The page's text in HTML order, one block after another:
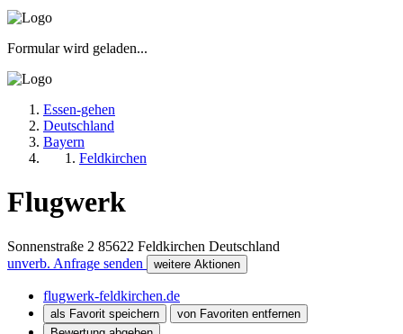
Formular wird geladen...
Essen-gehen
Deutschland
Bayern
Feldkirchen
Flugwerk
Sonnenstraße 2 85622 Feldkirchen Deutschland
unverb. Anfrage senden
weitere Aktionen
flugwerk-feldkirchen.de
als Favorit speichern
von Favoriten entfernen